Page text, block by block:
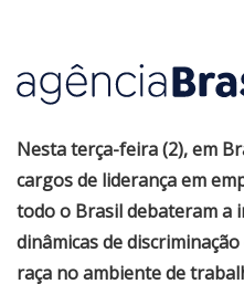
Nesta terça-feira (2), em
cargos de liderança em
todo o Brasil debateram a
dinâmicas de
raça no ambiente de